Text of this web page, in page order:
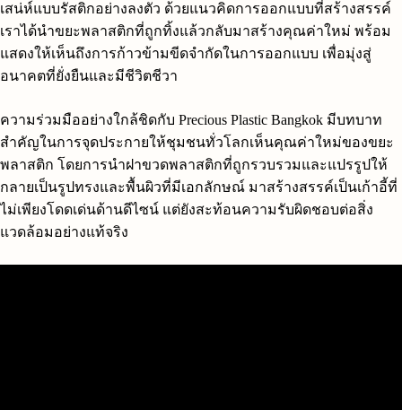
เสน่ห์แบบรัสติกอย่างลงตัว ด้วยแนวคิดการออกแบบที่สร้างสรรค์
เราได้นำขยะพลาสติกที่ถูกทิ้งแล้วกลับมาสร้างคุณค่าใหม่ พร้อม
แสดงให้เห็นถึงการก้าวข้ามขีดจำกัดในการออกแบบ เพื่อมุ่งสู่
อนาคตที่ยั่งยืนและมีชีวิตชีวา
ความร่วมมืออย่างใกล้ชิดกับ Precious Plastic Bangkok มีบทบาท
สำคัญในการจุดประกายให้ชุมชนทั่วโลกเห็นคุณค่าใหม่ของขยะ
พลาสติก โดยการนำฝาขวดพลาสติกที่ถูกรวบรวมและแปรรูปให้
กลายเป็นรูปทรงและพื้นผิวที่มีเอกลักษณ์ มาสร้างสรรค์เป็นเก้าอี้ที่
ไม่เพียงโดดเด่นด้านดีไซน์ แต่ยังสะท้อนความรับผิดชอบต่อสิ่ง
แวดล้อมอย่างแท้จริง